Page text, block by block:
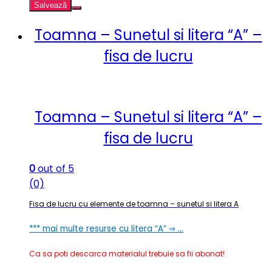
Salvează
Toamna – Sunetul si litera “A” –
fisa de lucru
Toamna – Sunetul si litera “A” –
fisa de lucru
0out of 5
(0)
Fisa de lucru cu elemente de toamna – sunetul si litera A
*** mai multe resurse cu litera “A” ⇒ …
Ca sa poti descarca materialul trebuie sa fii abonat!